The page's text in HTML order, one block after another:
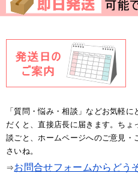
「質問・悩み・相談」などお気軽
だくと、直接店長に届きます。ち
談ごと、ホームページへのご意見
さいね。
⇒お問合せフォームからどう